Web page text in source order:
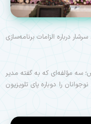
درباره الزامات برنامه‌سازی
سه مؤلفه‌ای که به گفته مدیر
را دوباره پای تلویزیون